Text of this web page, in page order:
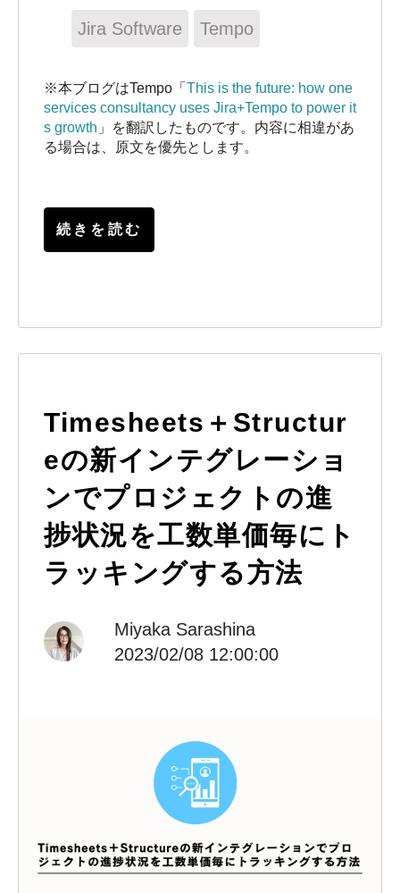
Jira Software Tempo
※本ブログはTempo「 This is the future: how one
services consultancy uses Jira+Tempo to power it
s growth 」を翻訳したものです。内容に相違があ
る場合は、原文を優先とします。
続きを読む
Timesheets＋Structur
eの新インテグレーショ
ンでプロジェクトの進
捗状況を工数単価毎にト
ラッキングする方法
Miyaka Sarashina
2023/02/08 12:00:00